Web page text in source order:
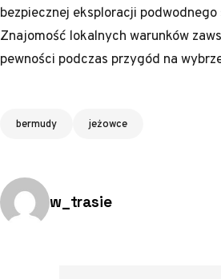
bezpiecznej eksploracji
Znajomość lokalnych warunków
pewności podczas przygód na
Tagi
bermudy jeżowce
Opublikowano przez:
w_trasie